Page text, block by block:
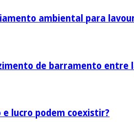
ambiental para
de barramento entre
e lucro podem coexistir?